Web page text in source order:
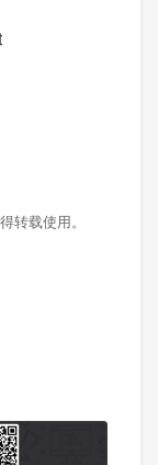
转载使用。